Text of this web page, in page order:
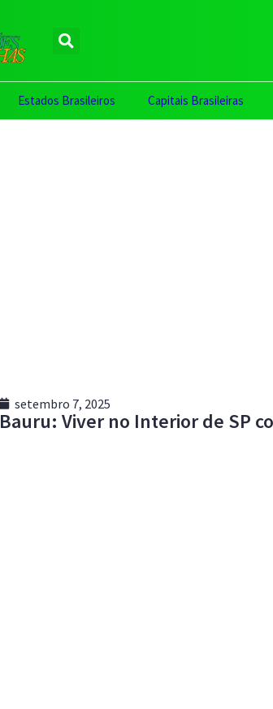
Estados Brasileiros Capitais Brasileiras
setembro 7, 2025
Bauru: Viver no Interior de SP